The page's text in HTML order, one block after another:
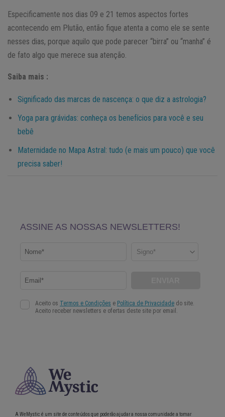
Especificamente nos dias 09 e 21 temos aspectos fortes
acontecendo em Plutão, então fique atenta a como ele se sente
nesses dias, porque aquilo que pode parecer “birra” ou “manha” é
de fato algo que merece sua atenção.
Saiba mais :
Significado das marcas de nascença: o que diz a astrologia?
Yoga para grávidas: conheça os benefícios para você e seu
bebê
Maternidade no Mapa Astral: tudo (e mais um pouco) que você
precisa saber!
A WeMystic é um site de conteúdos que poderão ajudar a nossa comunidade a tomar